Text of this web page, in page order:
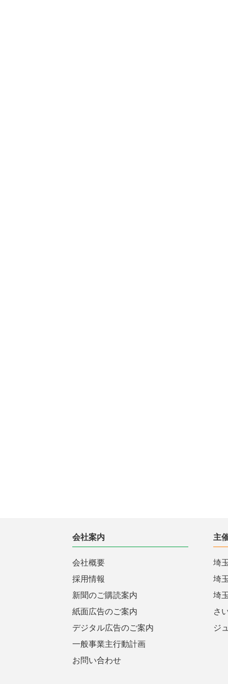
会社案内
会社概要
採用情報
新聞のご購読案内
紙面広告のご案内
デジタル広告のご案内
一般事業主行動計画
お問い合わせ
主
埼
埼
埼
さ
ジ